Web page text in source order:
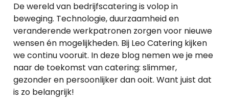
De wereld van bedrijfscatering is volop in
beweging. Technologie, duurzaamheid en
veranderende werkpatronen zorgen voor nieuwe
wensen én mogelijkheden. Bij Leo Catering kijken
we continu vooruit. In deze blog nemen we je mee
naar de toekomst van catering: slimmer,
gezonder en persoonlijker dan ooit. Want juist dat
is zo belangrijk!